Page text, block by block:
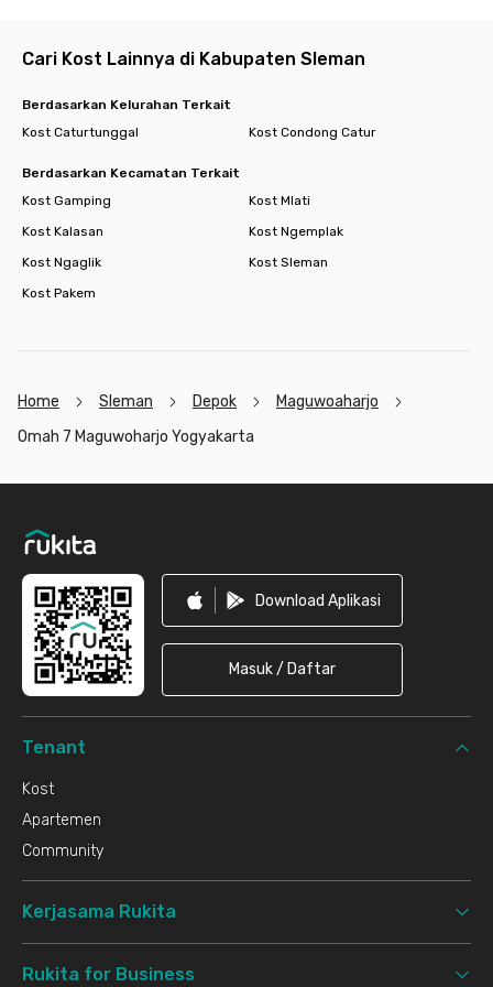
Cari Kost Lainnya di Kabupaten Sleman
Berdasarkan Kelurahan Terkait
Kost Caturtunggal
Kost Condong Catur
Berdasarkan Kecamatan Terkait
Kost Gamping
Kost Mlati
Kost Kalasan
Kost Ngemplak
Kost Ngaglik
Kost Sleman
Kost Pakem
Home Sleman Depok
Maguwoaharjo
Omah 7 Maguwoharjo Yogyakarta
Download Aplikasi
Masuk / Daftar
Tenant
Kost
Apartemen
Community
Kerjasama Rukita
Rukita for Business